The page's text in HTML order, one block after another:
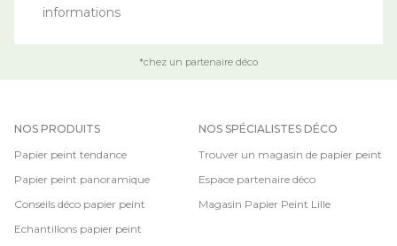
informations
*chez un partenaire déco
NOS PRODUITS
Papier peint tendance
Papier peint panoramique
Conseils déco papier peint
Echantillons papier peint
NOS SPÉCIALISTES DÉCO
Trouver un magasin de papier peint
Espace partenaire déco
Magasin Papier Peint Lille